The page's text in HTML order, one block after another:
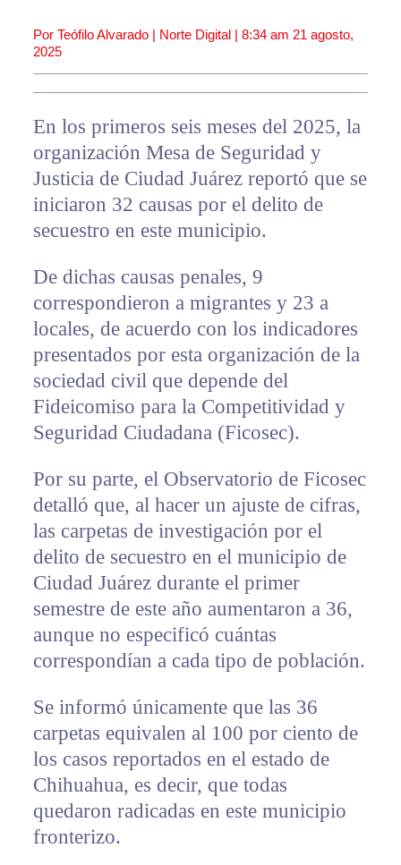
Por Teófilo Alvarado | Norte Digital | 8:34 am 21 agosto,
2025
En los primeros seis meses del 2025, la
organización Mesa de Seguridad y
Justicia de Ciudad Juárez reportó que se
iniciaron 32 causas por el delito de
secuestro en este municipio.
De dichas causas penales, 9
correspondieron a migrantes y 23 a
locales, de acuerdo con los indicadores
presentados por esta organización de la
sociedad civil que depende del
Fideicomiso para la Competitividad y
Seguridad Ciudadana (Ficosec).
Por su parte, el Observatorio de Ficosec
detalló que, al hacer un ajuste de cifras,
las carpetas de investigación por el
delito de secuestro en el municipio de
Ciudad Juárez durante el primer
semestre de este año aumentaron a 36,
aunque no especificó cuántas
correspondían a cada tipo de población.
Se informó únicamente que las 36
carpetas equivalen al 100 por ciento de
los casos reportados en el estado de
Chihuahua, es decir, que todas
quedaron radicadas en este municipio
fronterizo.